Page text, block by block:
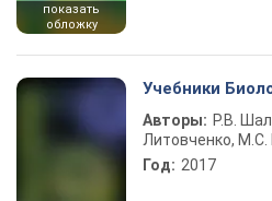
показать
обложку
Учебники
Авторы: Р.В.
Литовченко, М.С.
Год: 2017